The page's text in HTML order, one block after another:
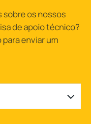
sobre os nossos
de apoio técnico?
enviar um